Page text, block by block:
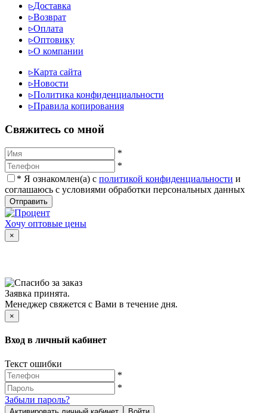
▹Доставка
▹Возврат
▹Оплата
▹Оптовику
▹О компании
▹Карта сайта
▹Новости
▹Политика конфиденциальности
▹Правила копирования
Cвяжитесь со мной
*
*
* Я ознакомлен(а) с политикой конфиденциальности и
соглашаюсь с условиями обработки персональных данных
Отправить
Хочу оптовые цены
×
Заявка принята.
Менеджер свяжется с Вами в течение дня.
×
Вход в личный кабинет
Текст ошибки
*
*
Забыли пароль?